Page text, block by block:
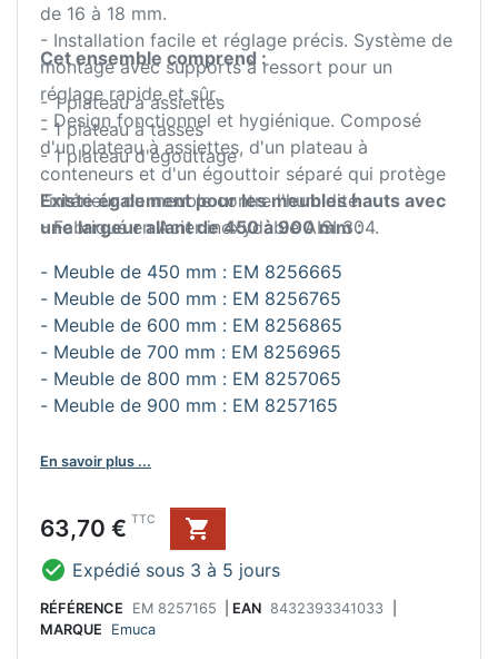
de 16 à 18 mm.
- Installation facile et réglage précis. Système de
montage avec supports à ressort pour un
réglage rapide et sûr.
- Design fonctionnel et hygiénique. Composé
d'un plateau à assiettes, d'un plateau à
conteneurs et d'un égouttoir séparé qui protège
l'intérieur du meuble contre l'humidité.
- Fabriqué en Acier inoxydable AISI 304.
Cet ensemble comprend :
- 1 plateau à assiettes
- 1 plateau à tasses
- 1 plateau d'égouttage
Existe également pour les meubles hauts avec
une largeur allant de 450 à 900 mm :
- Meuble de 450 mm : EM 8256665
- Meuble de 500 mm : EM 8256765
- Meuble de 600 mm : EM 8256865
- Meuble de 700 mm : EM 8256965
- Meuble de 800 mm : EM 8257065
- Meuble de 900 mm : EM 8257165
En savoir plus ...
Prix
63,70 € TTC

 Expédié sous 3 à 5 jours
RÉFÉRENCE EM 8257165 EAN 8432393341033
MARQUE
Emuca